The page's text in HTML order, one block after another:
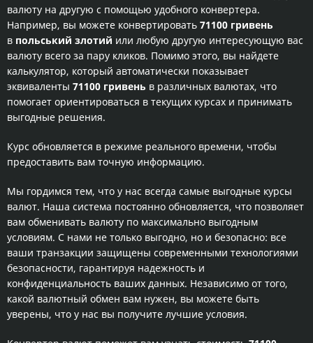
валюту на другую с помощью удобного конвертера.
Например, вы можете конвертировать 71100 гривень
в польський злотий или любую другую интересующую вас
валюту всего за пару кликов. Помимо этого, вы найдете
калькулятор, который автоматически показывает
эквиваленты 71100 гривень в различных валютах, что
помогает ориентироваться в текущих курсах и принимать
выгодные решения.
Курс обновляется в режиме реального времени, чтобы
предоставить вам точную информацию.
Мы гордимся тем, что у нас всегда самые выгодные курсы
валют. Наша система постоянно обновляется, что позволяет
вам обменивать валюту по максимально выгодным
условиям. С нами не только выгодно, но и безопасно: все
ваши транзакции защищены современными технологиями
безопасности, гарантируя надежность и
конфиденциальность ваших данных. Независимо от того,
какой валютный обмен вам нужен, вы можете быть
уверены, что у нас вы получите лучшие условия.